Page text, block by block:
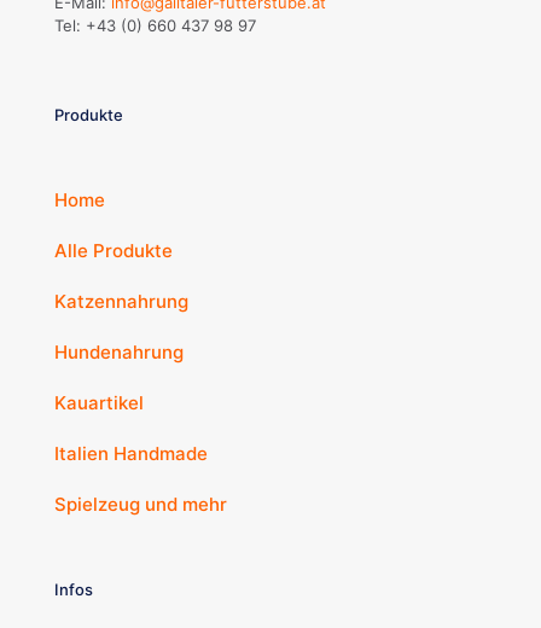
Tel: +43 (0) 660 437 98 97
Produkte
Home
Alle Produkte
Katzennahrung
Hundenahrung
Kauartikel
Italien Handmade
Spielzeug und mehr
Infos